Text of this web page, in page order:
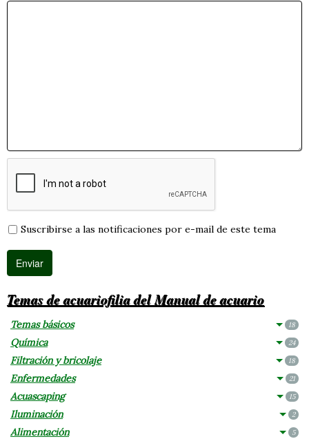
Suscribirse a las notificaciones por e-mail de este tema
Temas de acuariofilia del Manual de acuario
Temas básicos 18
Química 24
Filtración y bricolaje 18
Enfermedades 21
Acuascaping 15
Iluminación 2
Alimentación 5